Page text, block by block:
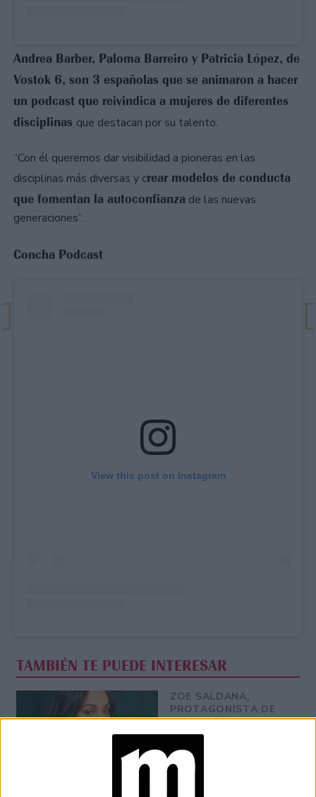
Andrea Barber, Paloma Barreiro y Patricia López, de
Vostok 6, son 3 españolas que se animaron a hacer
un podcast que reivindica a mujeres de diferentes
disciplinas que destacan por su talento.
“Con él queremos dar visibilidad a pioneras en las
disciplinas más diversas y crear modelos de conducta
que fomentan la autoconfianza de las nuevas
generaciones”.
Concha Podcast
View this post on Instagram
TAMBIÉN TE PUEDE INTERESAR
ZOE SALDANA,
PROTAGONISTA DE
LIONESS
(PARAMOUNT+): “MI
DESEO ES QUE NOS
UNAMOS COMO
COMUNIDADES